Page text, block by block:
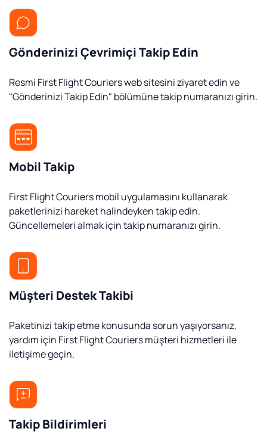
Gönderinizi Çevrimiçi Takip Edin
Resmi First Flight Couriers web sitesini ziyaret edin ve
"Gönderinizi Takip Edin" bölümüne takip numaranızı girin.
Mobil Takip
First Flight Couriers mobil uygulamasını kullanarak
paketlerinizi hareket halindeyken takip edin.
Güncellemeleri almak için takip numaranızı girin.
Müşteri Destek Takibi
Paketinizi takip etme konusunda sorun yaşıyorsanız,
yardım için First Flight Couriers müşteri hizmetleri ile
iletişime geçin.
Takip Bildirimleri